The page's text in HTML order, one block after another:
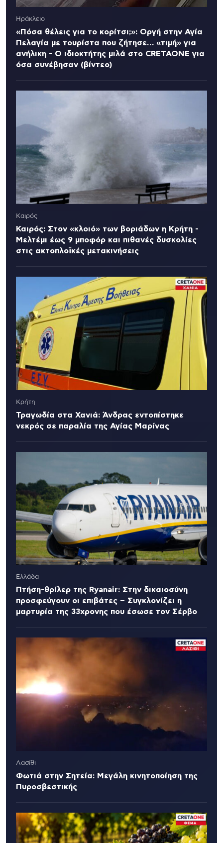
Ηράκλειο
«Πόσα θέλεις για το κορίτσι;»: Οργή στην Αγία
Πελαγία με τουρίστα που ζήτησε… «τιμή» για
ανήλικη - Ο ιδιοκτήτης μιλά στο CRETAONE για
όσα συνέβησαν (βίντεο)
Καιρός
Καιρός: Στον «κλοιό» των βοριάδων η Κρήτη -
Μελτέμι έως 9 μποφόρ και πιθανές δυσκολίες
στις ακτοπλοϊκές μετακινήσεις
Κρήτη
Τραγωδία στα Χανιά: Άνδρας εντοπίστηκε
νεκρός σε παραλία της Αγίας Μαρίνας
Ελλάδα
Πτήση-θρίλερ της Ryanair: Στην δικαιοσύνη
προσφεύγουν οι επιβάτες – Συγκλονίζει η
μαρτυρία της 33χρονης που έσωσε τον Σέρβο
Λασίθι
Φωτιά στην Σητεία: Μεγάλη κινητοποίηση της
Πυροσβεστικής